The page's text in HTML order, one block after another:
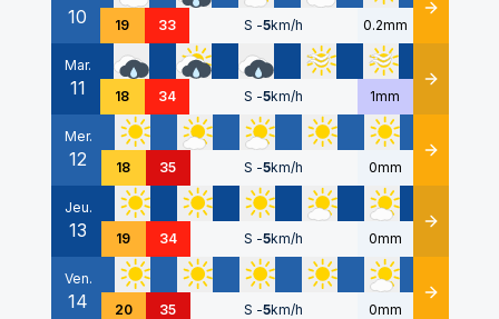
10 19 33 S -5km/h 0.2mm Détails
Mar.
11 18 34 S -5km/h 1mm Détails
Mer.
12 18 35 S -5km/h 0mm Détails
Jeu.
13 19 34 S -5km/h 0mm Détails
Ven.
14 20 35 S -5km/h 0mm Détails